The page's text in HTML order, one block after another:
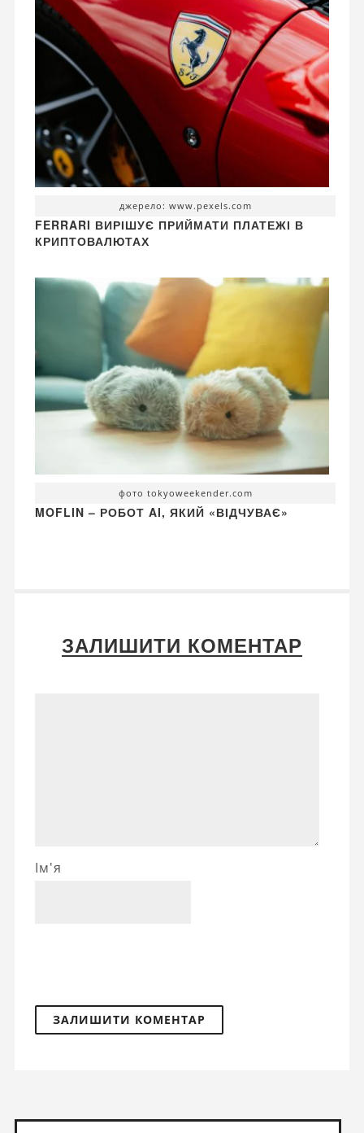
джерело: www.pexels.com
FERRARI ВИРІШУЄ ПРИЙМАТИ ПЛАТЕЖІ В
КРИПТОВАЛЮТАХ
фото tokyoweekender.com
MOFLIN – РОБОТ AI, ЯКИЙ «ВІДЧУВАЄ»
ЗАЛИШИТИ КОМЕНТАР
Ім'я